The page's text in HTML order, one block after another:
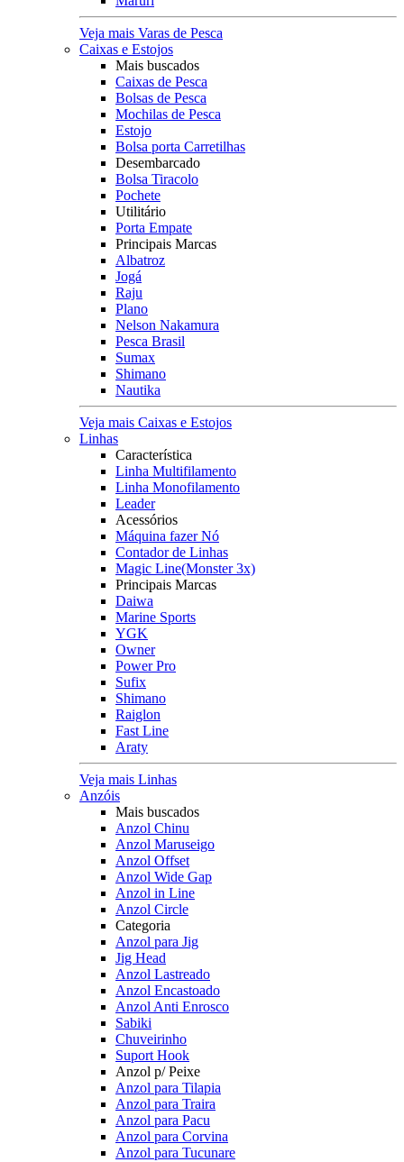
Veja mais Varas de Pesca
Caixas e Estojos
Mais buscados
Caixas de Pesca
Bolsas de Pesca
Mochilas de Pesca
Estojo
Bolsa porta Carretilhas
Desembarcado
Bolsa Tiracolo
Pochete
Utilitário
Porta Empate
Principais Marcas
Albatroz
Jogá
Raju
Plano
Nelson Nakamura
Pesca Brasil
Sumax
Shimano
Nautika
Veja mais Caixas e Estojos
Linhas
Característica
Linha Multifilamento
Linha Monofilamento
Leader
Acessórios
Máquina fazer Nó
Contador de Linhas
Magic Line(Monster 3x)
Principais Marcas
Daiwa
Marine Sports
YGK
Owner
Power Pro
Sufix
Shimano
Raiglon
Fast Line
Araty
Veja mais Linhas
Anzóis
Mais buscados
Anzol Chinu
Anzol Maruseigo
Anzol Offset
Anzol Wide Gap
Anzol in Line
Anzol Circle
Categoria
Anzol para Jig
Jig Head
Anzol Lastreado
Anzol Encastoado
Anzol Anti Enrosco
Sabiki
Chuveirinho
Suport Hook
Anzol p/ Peixe
Anzol para Tilapia
Anzol para Traira
Anzol para Pacu
Anzol para Corvina
Anzol para Tucunare